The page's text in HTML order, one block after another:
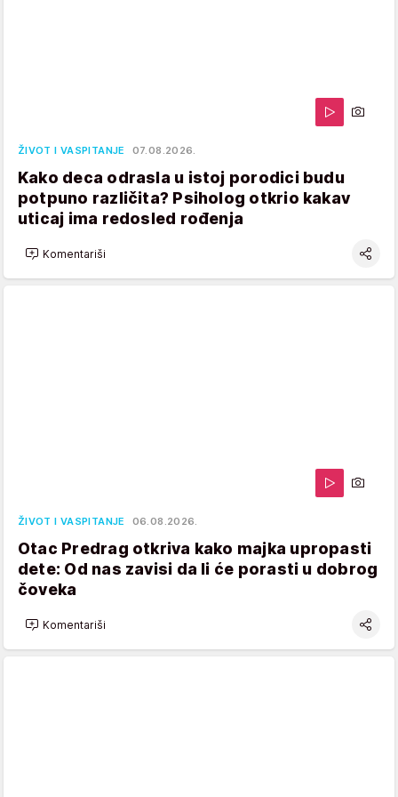
ŽIVOT I VASPITANJE 07.08.2026.
Kako deca odrasla u istoj porodici budu
potpuno različita? Psiholog otkrio kakav
uticaj ima redosled rođenja
Komentariši
ŽIVOT I VASPITANJE 06.08.2026.
Otac Predrag otkriva kako majka upropasti
dete: Od nas zavisi da li će porasti u dobrog
čoveka
Komentariši